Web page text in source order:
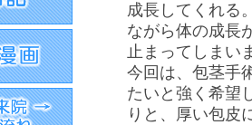
成長してくれる
ながら体の成長
止まってしまい
今回は、包茎手
たいと強く希望
りと、厚い包皮